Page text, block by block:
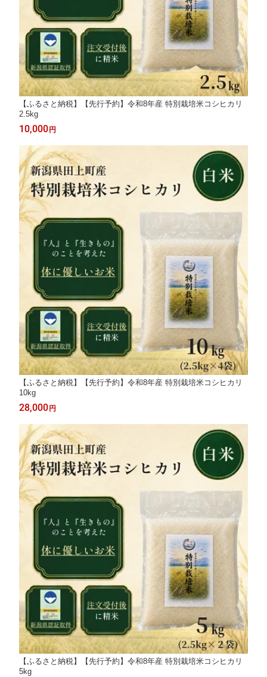
【ふるさと納税】【先行予約】令和8年産 特別栽培米コシヒカリ
2.5kg
10,000円
【ふるさと納税】【先行予約】令和8年産 特別栽培米コシヒカリ
10kg
28,000円
【ふるさと納税】【先行予約】令和8年産 特別栽培米コシヒカリ
5kg